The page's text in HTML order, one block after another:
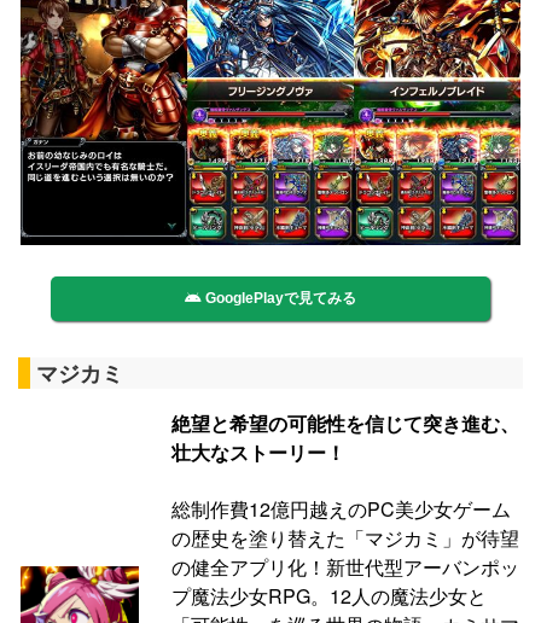
GooglePlayで見てみる
マジカミ
絶望と希望の可能性を信じて突き進む、
壮大なストーリー！
総制作費12億円越えのPC美少女ゲーム
の歴史を塗り替えた「マジカミ」が待望
の健全アプリ化！新世代型アーバンポッ
プ魔法少女RPG。12人の魔法少女と